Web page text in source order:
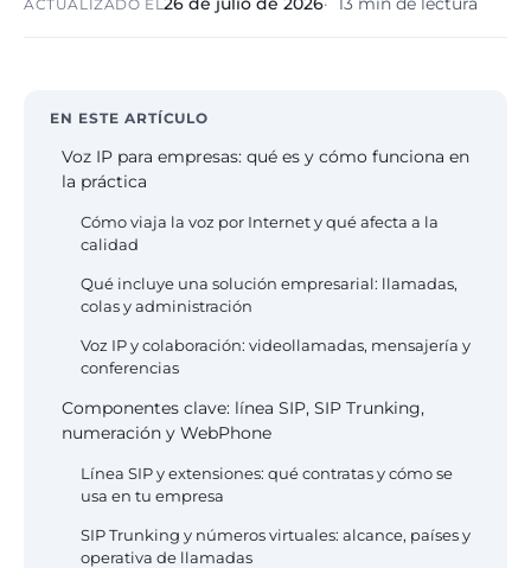
evolución guiada
eólico
NIS2
Sector
Ayuntamientos,
Pharma e
industria
GxP, AEMPS, ISO
ACTUALIZADO EL
EN ESTE ARTÍCULO
Voz IP para empresas: qué es y cómo funciona en
la práctica
Cómo viaja la voz por Internet y qué afecta a la
calidad
Qué incluye una solución empresarial: llamadas,
colas y administración
Voz IP y colaboración: videollamadas, mensajería y
conferencias
Componentes clave: línea SIP, SIP Trunking,
numeración y WebPhone
Línea SIP y extensiones: qué contratas y cómo se
usa en tu empresa
SIP Trunking y números virtuales: alcance, países y
operativa de llamadas